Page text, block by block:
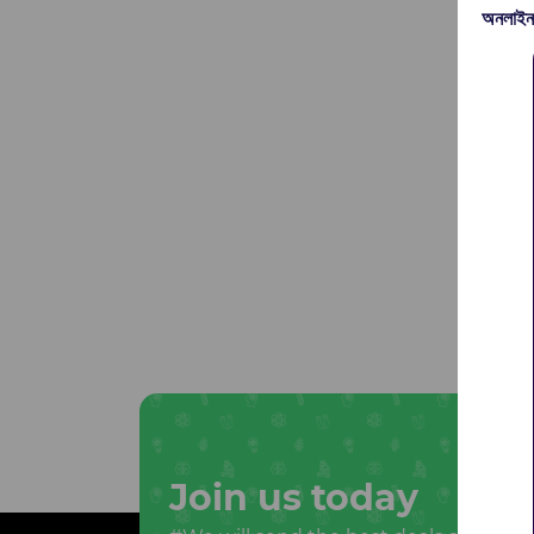
Join us today